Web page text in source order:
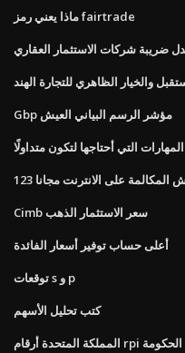
ماذا يعني رمز fairtrade
ضريبة شركات الاستثمار العقاري
والخيار الظاهري للتجارة الهند
Gbp مؤشر الرسم البياني العيش
التي أحتاجها لتكون متداولًا
على الانترنت مجانا 123
Cimb سعر الاستثمار الذهب
أعلى حساب توفير أسعار الفائدة
توقعات s و p
كتب تحليل الأسهم
المملكة المتحدة أرقام rpi الحكومة